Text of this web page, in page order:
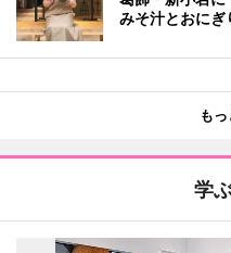
みそ汁とおにぎ
も
学